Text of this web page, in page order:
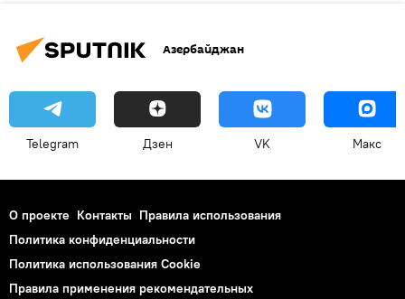
Азербайджан
Telegram Дзен VK Макс
О проекте Контакты Правила использования
Политика конфиденциальности
Политика использования Cookie
Правила применения рекомендательных